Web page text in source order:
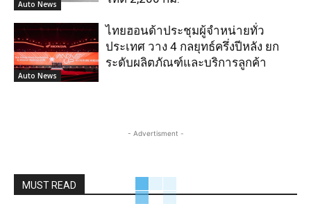
Auto News
Auto News
ไทยฮอนด้าประชุมผู้จำหน่ายทั่ว
ประเทศ วาง 4 กลยุทธ์ครึ่งปีหลัง ยก
ระดับผลิตภัณฑ์และบริการลูกค้า
- Advertisment -
MUST READ